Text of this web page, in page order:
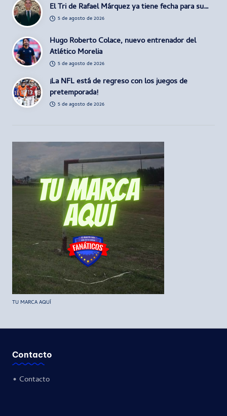
El Tri de Rafael Márquez ya tiene fecha para su…
5 de agosto de 2026
Hugo Roberto Colace, nuevo entrenador del
Atlético Morelia
5 de agosto de 2026
¡La NFL está de regreso con los juegos de
pretemporada!
5 de agosto de 2026
TU MARCA AQUÍ
Contacto
• Contacto